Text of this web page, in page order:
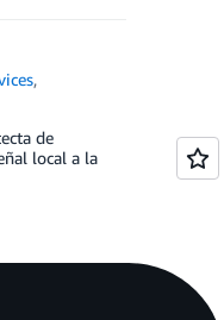
,
de
local a la